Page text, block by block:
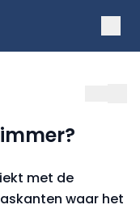
met de
waar het